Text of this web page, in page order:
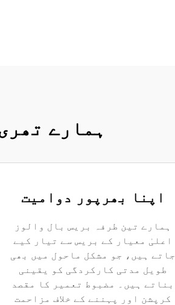
ہمارے
اپنا بھرپور دوامیت
ہمارے تین طرفہ بریس بال والوز
اعلیٰ معیار کے بریس سے تیار کیے
جاتے ہیں، جو مشکل ماحول میں بھی
طویل مدتی کارکردگی کو یقینی
بناتے ہیں۔ مضبوط تعمیر کا مقصد
کرپشن اور پہننے کے خلاف مزاحمت